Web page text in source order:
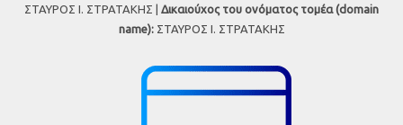
ΣΤΑΥΡΟΣ Ι. ΣΤΡΑΤΑΚΗΣ | Δικαιούχος του ονόματος τομέα (domain
name):ΣΤΑΥΡΟΣ Ι. ΣΤΡΑΤΑΚΗΣ